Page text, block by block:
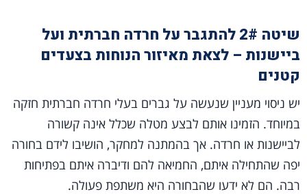
שיטה 2# להתגבר על חרדה חברתית ועל
ביישנות – לצאת מאיזור הנוחות בצעדים
קטנים
יש ניסוי מעניין שנעשה על גברים בעלי חרדה חברתית חזקה
במיוחד. הזמינו אותם לבצע מטלה שכלל אינה קשורה
לביישנות או חרדה. אך בהמתנה למחקר, הושיבו לידם בחורה
יפה שהתחילה איתם, החמיאה להם ודיברה איתם בפתיחות
רבה. הם לא ידעו שהבחורה היא משתפת פעולה.